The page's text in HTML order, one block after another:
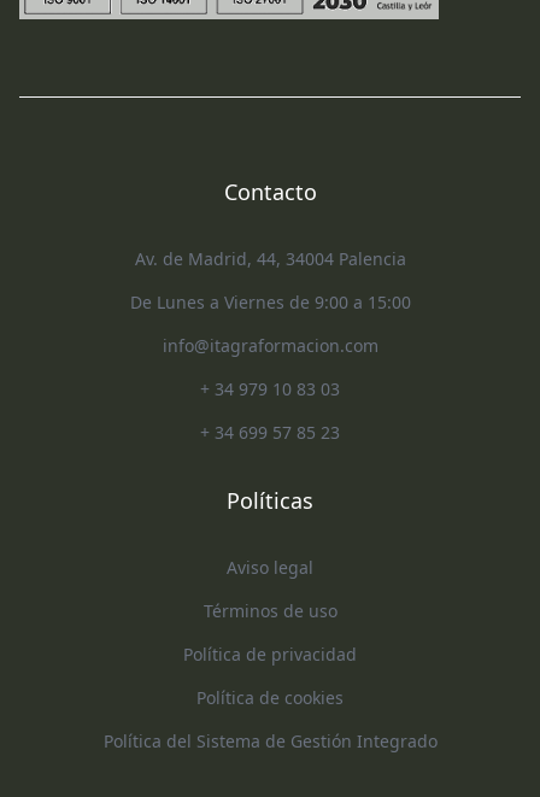
Contacto
Av. de Madrid, 44, 34004 Palencia
De Lunes a Viernes de 9:00 a 15:00
info@itagraformacion.com
+ 34 979 10 83 03
+ 34 699 57 85 23
Políticas
Aviso legal
Términos de uso
Política de privacidad
Política de cookies
Política del Sistema de Gestión Integrado